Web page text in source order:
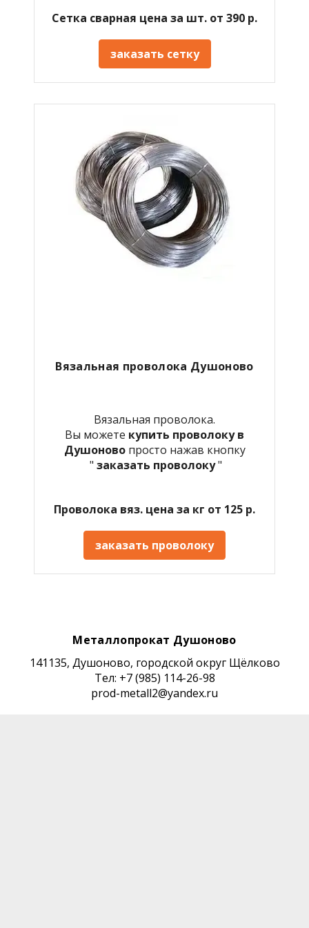
Сетка сварная цена за шт. от 390 р.
заказать сетку
Вязальная проволока Душоново
Вязальная проволока.
Вы можете купить проволоку в
Душоново просто нажав кнопку
" заказать проволоку"
Проволока вяз. цена за кг от 125 р.
заказать проволоку
Металлопрокат Душоново
141135, Душоново, городской округ Щёлково
Тел: +7 (985) 114-26-98
prod-metall2@yandex.ru